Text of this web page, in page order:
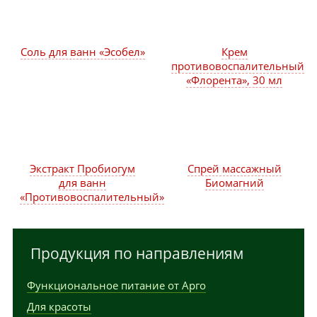
Крем
противовоспалительный
«Флорента», 30 мл
Соль для ванн «Эсобел»
Спрей массажный
Биомагний
Экстракт Пробиогум
для ванн
«Противовоспалительный»
Продукция по направлениям
Функциональное питание от Арго
Для красоты